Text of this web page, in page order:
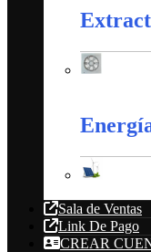
Sala de Ventas
Link De Pago
CREAR